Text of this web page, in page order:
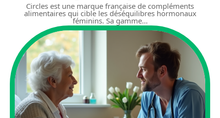
Circles est une marque française de compléments
alimentaires qui cible les déséquilibres hormonaux
féminins. Sa gamme…